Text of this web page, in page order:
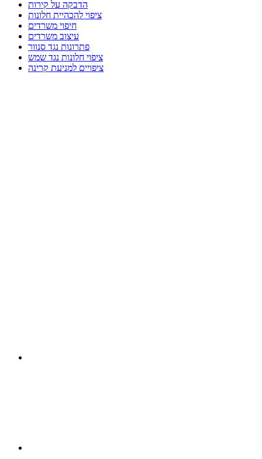
הדבקה על קירות
ציפוי להכהיית חלונות
חיפוי משרדים
עיצוב משרדים
פתרונות נגד סנוור
ציפוי חלונות נגד שמש
ציפויים למניעת קרינה